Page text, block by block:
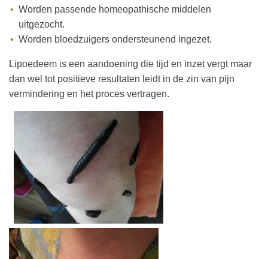
Worden passende homeopathische middelen
uitgezocht.
Worden bloedzuigers ondersteunend ingezet.
Lipoedeem is een aandoening die tijd en inzet vergt maar
dan wel tot positieve resultaten leidt in de zin van pijn
vermindering en het proces vertragen.